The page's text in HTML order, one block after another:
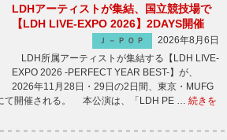
LDHアーティストが集結、国立競技場で
【LDH LIVE-EXPO 2026】2DAYS開催
Ｊ－ＰＯＰ
2026年8月6日
LDH所属アーティストが集結する【LDH LIVE-
EXPO 2026 -PERFECT YEAR BEST-】が、
2026年11月28日・29日の2日間、東京・MUFG
て開催される。 本公演は、「LDH PE … 続きを